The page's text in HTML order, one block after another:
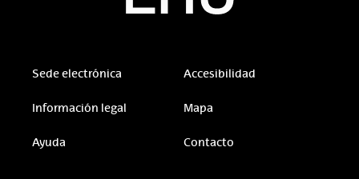
Sede electrónica Accesibilidad
Información legal Mapa
Ayuda Contacto